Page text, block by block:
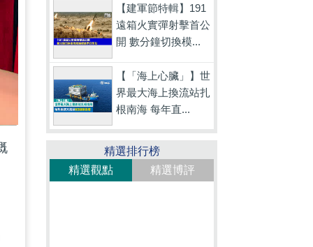
【建軍節特輯】191
遠箱火實彈射擊首公
開 數分鐘切換模...
【「海上心臟」】世
界最大海上換流站扎
根南海 每年直...
精選排行榜
精選觀點
精選博評